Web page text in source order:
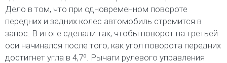
Дело в том, что при одновременном повороте
передних и задних колес автомобиль стремится в
занос. В итоге сделали так, чтобы поворот на третьей
оси начинался после того, как угол поворота передних
достигнет угла в 4,7º. Рычаги рулевого управления